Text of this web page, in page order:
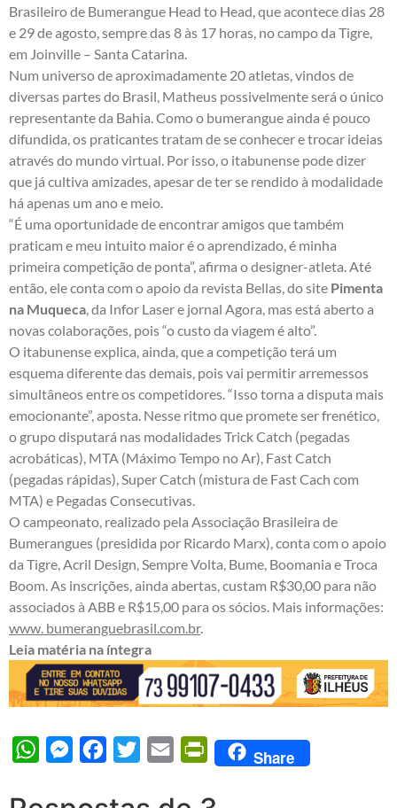
Brasileiro de Bumerangue Head to Head, que acontece dias 28
e 29 de agosto, sempre das 8 às 17 horas, no campo da Tigre,
em Joinville – Santa Catarina.
Num universo de aproximadamente 20 atletas, vindos de
diversas partes do Brasil, Matheus possivelmente será o único
representante da Bahia. Como o bumerangue ainda é pouco
difundida, os praticantes tratam de se conhecer e trocar ideias
através do mundo virtual. Por isso, o itabunense pode dizer
que já cultiva amizades, apesar de ter se rendido à modalidade
há apenas um ano e meio.
“É uma oportunidade de encontrar amigos que também
praticam e meu intuito maior é o aprendizado, é minha
primeira competição de ponta”, afirma o designer-atleta. Até
então, ele conta com o apoio da revista Bellas, do site Pimenta
na Muqueca, da Infor Laser e jornal Agora, mas está aberto a
novas colaborações, pois “o custo da viagem é alto”.
O itabunense explica, ainda, que a competição terá um
esquema diferente das demais, pois vai permitir arremessos
simultâneos entre os competidores. “Isso torna a disputa mais
emocionante”, aposta. Nesse ritmo que promete ser frenético,
o grupo disputará nas modalidades Trick Catch (pegadas
acrobáticas), MTA (Máximo Tempo no Ar), Fast Catch
(pegadas rápidas), Super Catch (mistura de Fast Cach com
MTA) e Pegadas Consecutivas.
O campeonato, realizado pela Associação Brasileira de
Bumerangues (presidida por Ricardo Marx), conta com o apoio
da Tigre, Acril Design, Sempre Volta, Bume, Boomania e Troca
Boom. As inscrições, ainda abertas, custam R$30,00 para não
associados à ABB e R$15,00 para os sócios. Mais informações:
www. bumeranguebrasil.com.br.
Leia matéria na íntegra
WhatsAppMessengerFacebook
Twitter Email PrintFriendly
Share